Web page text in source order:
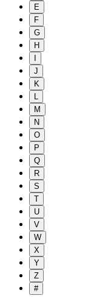
E
F
G
H
J
K
L
M
N
O
P
Q
R
S
T
U
V
W
X
Y
Z
#